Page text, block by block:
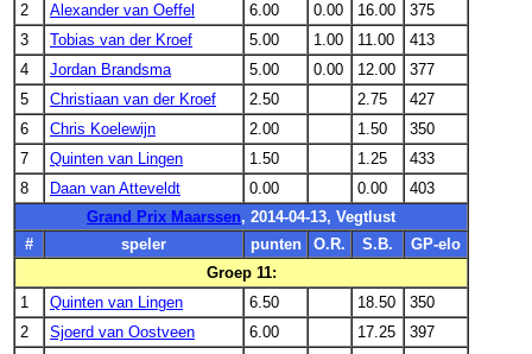
2
Alexander van Oeffel 6.00 0.00 16.00
375
3
Tobias van der Kroef 5.00 1.00 11.00
413
4
Jordan Brandsma 5.00 0.00 12.00
377
5
Christiaan van der Kroef 2.50 2.75
427
6
Chris Koelewijn 2.00 1.50
350
7
Quinten van Lingen 1.50 1.25
433
8
Daan van Atteveldt 0.00 0.00
403
Grand Prix Maarssen, 2014-04-13, Vegtlust
#
speler punten O.R. S.B.
GP-elo
Groep 11:
1
Quinten van Lingen 6.50 18.50
350
2
Sjoerd van Oostveen 6.00 17.25
397